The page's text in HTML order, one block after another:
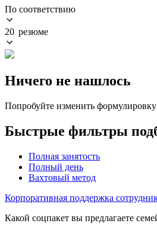
По соответствию
20 резюме
Ничего не нашлось
Попробуйте изменить
Быстрые фильтры
Полная занятость
Полный день
Вахтовый метод
Корпоративная поддержка
Какой соцпакет вы предлагаете